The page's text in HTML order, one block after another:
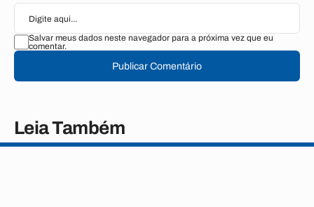
Salvar meus dados neste navegador para a próxima vez que eu
comentar.
Publicar Comentário
Leia Também